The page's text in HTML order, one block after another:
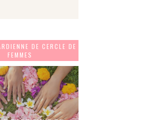
DE CERCLE DE
FEMMES